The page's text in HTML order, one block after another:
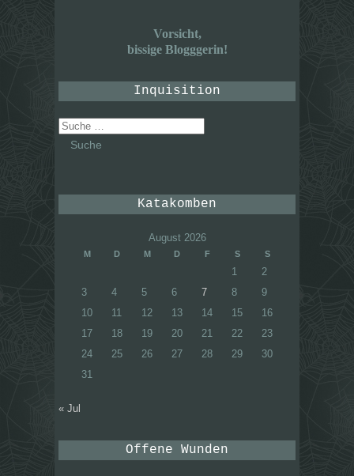
Vorsicht,
bissige Blogggerin!
Inquisition
Suche
nach:
Katakomben
August 2026
M D M D F S S
1
2
3
4 5 6 7 8
9
10
11 12 13 14 15
16
17
18 19 20 21 22
23
24
25 26 27 28 29
30
31
« Jul
Offene Wunden